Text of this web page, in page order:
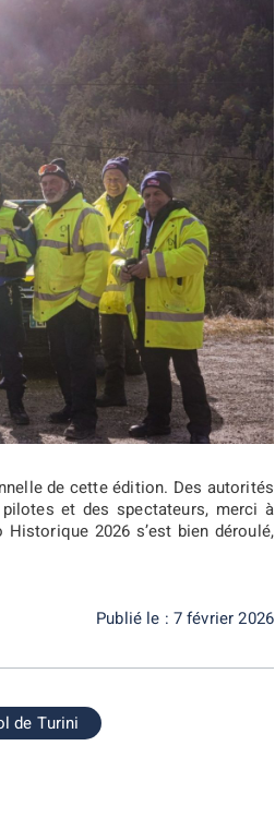
de cette édition. Des autorités
et des spectateurs, merci à
2026 s’est bien déroulé,
Publié le : 7 février 2026
de Turini